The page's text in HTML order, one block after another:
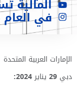
في العام 2023
الإمارات العربية المتحدة
دبي
يناير2024: